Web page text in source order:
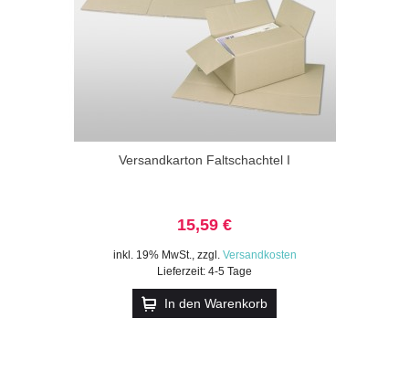
Versandkarton Faltschachtel I
15,59 €
inkl. 19% MwSt., zzgl. Versandkosten
Lieferzeit: 4-5 Tage
In den Warenkorb